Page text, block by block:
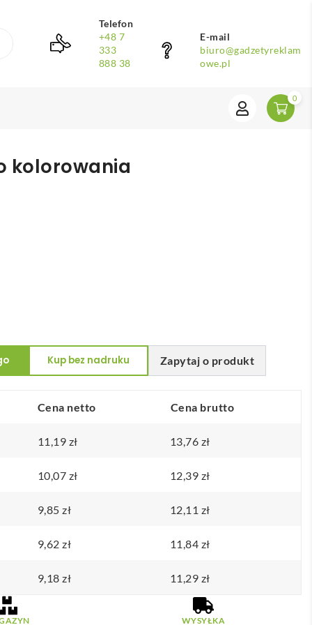
Telefon
+48 7
333
888 38
E-mail
biuro@gadzetyreklam
owe.pl
0
kolorowania
Zapytaj o produkt
Kup bez nadruku
Cena netto Cena brutto
11,19 zł 13,76 zł
10,07 zł 12,39 zł
9,85zł 12,11 zł
9,62zł 11,84 zł
9,18zł 11,29 zł
WYSYŁKA